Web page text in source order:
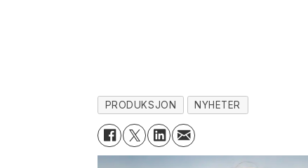
PRODUKSJON NYHETER